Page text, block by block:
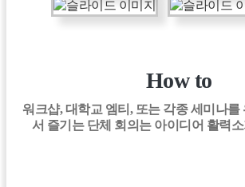
How to
워크샵, 대학교 엠티, 또는 각종 세미나를
서 즐기는 단체 회의는 아이디어 활력